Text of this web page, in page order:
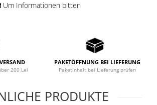
Um Informationen bitten
200 Lei
PAKETÖFFNUNG BEI LIEFERUNG
Paketinhalt bei Lieferung prüfen
PRODUKTE